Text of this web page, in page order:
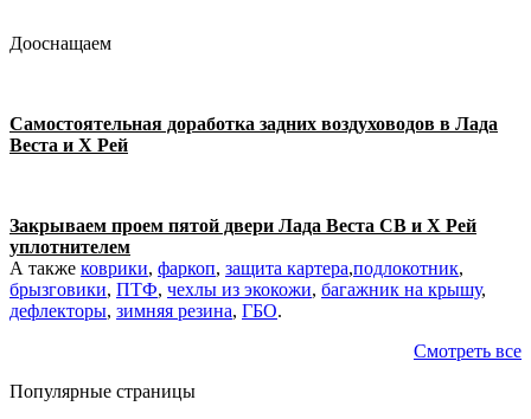
Дооснащаем
Самостоятельная доработка задних воздуховодов в Лада
Веста и Х Рей
Закрываем проем пятой двери Лада Веста СВ и Х Рей
уплотнителем
А также коврики, фаркоп, защита картера,подлокотник,
брызговики, ПТФ, чехлы из экокожи, багажник на крышу,
дефлекторы, зимняя резина, ГБО.
Смотреть все
Популярные страницы